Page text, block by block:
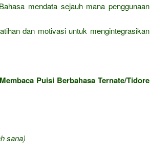
mendata sejauh mana penggunaan
dan motivasi untuk mengintegrasikan
Membaca Puisi Berbahasa Ternate/Tidore
sana)